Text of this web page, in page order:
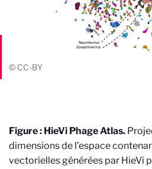
© CC-BY
Figure : HieVi Phage Atlas.
dimensions de l’espace
vectorielles générées par HieVi